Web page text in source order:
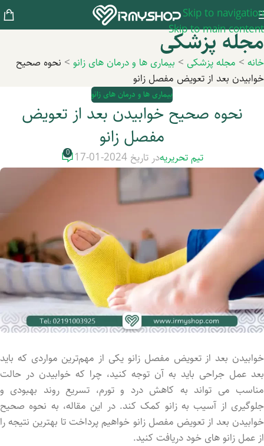
Skip to navigation
Skip to main content
مجله پزشکی
خانه > مجله پزشکی > بیماری ها و درمان های زانو > نحوه صحیح
خوابیدن بعد از تعویض مفصل زانو
بیماری ها و درمان های زانو
نحوه صحیح خوابیدن بعد از تعویض
مفصل زانو
تیم تحریریهدر تاریخ 2024-01-17 0
خوابیدن بعد از تعویض مفصل زانو یکی از مهم‌ترین مواردی که باید
بعد عمل جراحی باید به آن توجه کنید، چرا که خوابیدن در حالت
مناسب می ‌تواند به کاهش درد و تورم، تسریع روند بهبودی و
جلوگیری از آسیب به زانو کمک کند. در این مقاله، به نحوه صحیح
خوابیدن بعد از تعویض مفصل زانو خواهیم پرداخت تا بهترین نتیجه را
از عمل زانو های خود دریافت کنید.